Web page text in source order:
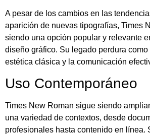
A pesar de los cambios en las
aparición de nuevas tipografías, Times
siendo una opción popular y relevante
diseño gráfico. Su legado perdura
estética clásica y la comunicación
Uso Contemporáneo
Times New Roman sigue siendo
una variedad de contextos, desde
profesionales hasta contenido en línea.